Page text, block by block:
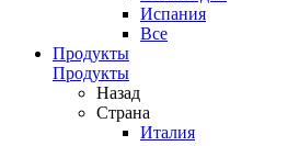
Испания
Все
Продукты
Продукты
Назад
Страна
Италия